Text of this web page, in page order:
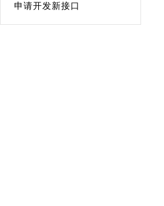
申请开发新接口